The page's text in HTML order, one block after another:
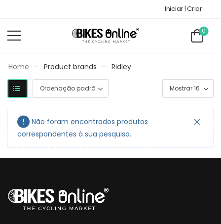
Iniciar | Criar
0
Home - Product brands - Ridley
Não foram encontrados produtos
correspondentes à sua pesquisa.